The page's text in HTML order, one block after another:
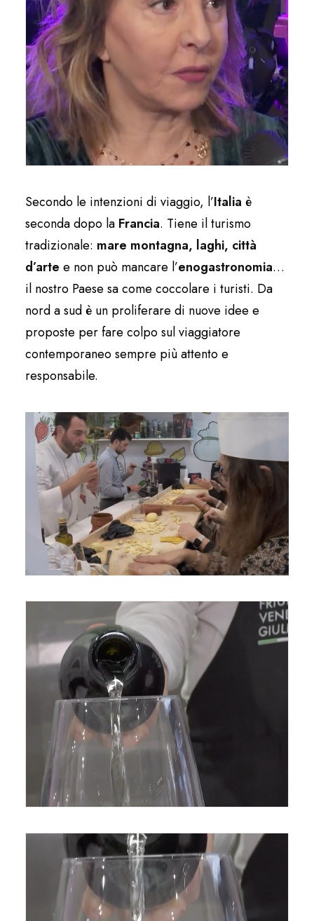
Secondo le intenzioni di viaggio, l’Italia è
seconda dopo la Francia. Tiene il turismo
tradizionale: mare montagna, laghi, città
d’arte e non può mancare l’enogastronomia…
il nostro Paese sa come coccolare i turisti. Da
nord a sud è un proliferare di nuove idee e
proposte per fare colpo sul viaggiatore
contemporaneo sempre più attento e
responsabile.